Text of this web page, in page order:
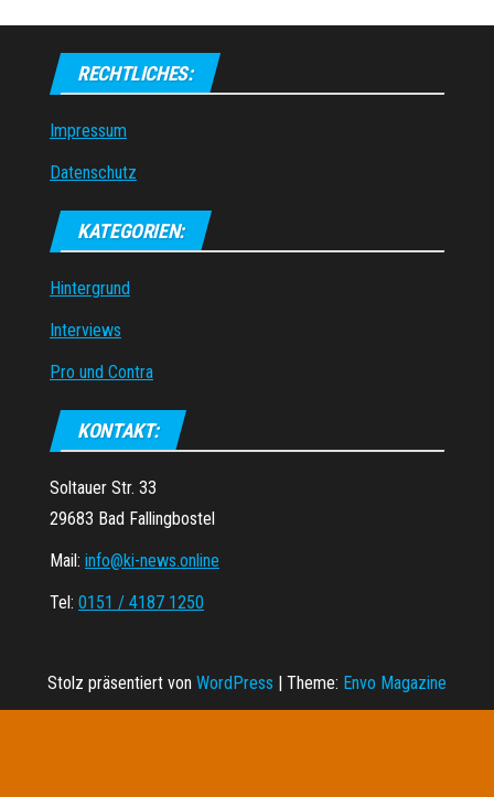
RECHTLICHES:
Impressum
Datenschutz
KATEGORIEN:
Hintergrund
Interviews
Pro und Contra
KONTAKT:
Soltauer Str. 33
29683 Bad Fallingbostel
Mail: info@ki-news.online
Tel: 0151 / 4187 1250
Stolz präsentiert von WordPress Theme: Envo Magazine